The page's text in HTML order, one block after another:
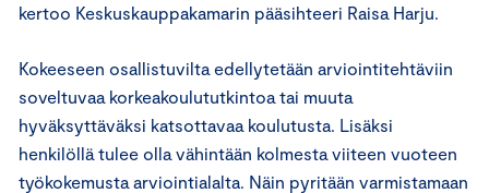
kertoo Keskuskauppakamarin pääsihteeri Raisa Harju.
Kokeeseen osallistuvilta edellytetään arviointitehtäviin
soveltuvaa korkeakoulututkintoa tai muuta
hyväksyttäväksi katsottavaa koulutusta. Lisäksi
henkilöllä tulee olla vähintään kolmesta viiteen vuoteen
työkokemusta arviointialalta. Näin pyritään varmistamaan